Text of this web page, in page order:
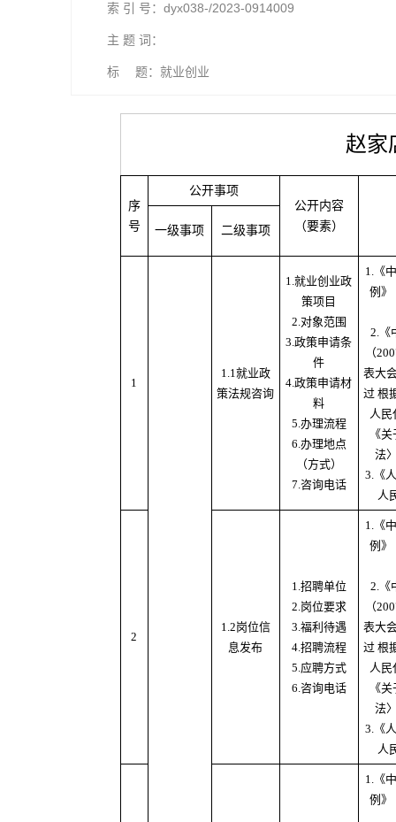
索 引 号：dyx038-/2023-0914009
主 题 词：
标 题：就业创业
赵家
序
号
公开事项
公开内容
（要素）
一级事项 二级事项
1
1.1就业政
策法规咨询
1.就业创业政
策项目
2.对象范围
3.政策申请条
件
4.政策申请材
料
5.办理流程
6.办理地点
（方式）
7.咨询电话
1.《
例》
2.《
（
表大
过 根
人民
《
法
3.《
人
2
1.2岗位信
息发布
1.招聘单位
2.岗位要求
3.福利待遇
4.招聘流程
5.应聘方式
6.咨询电话
1.《
例》
2.《
（
表大
过 根
人民
《
法
3.《
人
1.《
例》